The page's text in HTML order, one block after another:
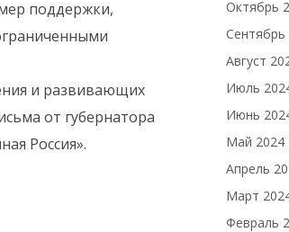
поддержки,
и развивающих
от губернатора
Россия».
Октябрь
Сентябрь
Август
Июль
Июнь
Май 2024
Апрель
Март
Февраль